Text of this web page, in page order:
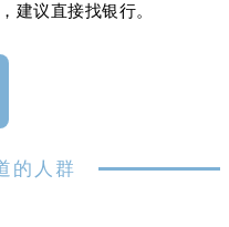
建议直接找银行。
的人群